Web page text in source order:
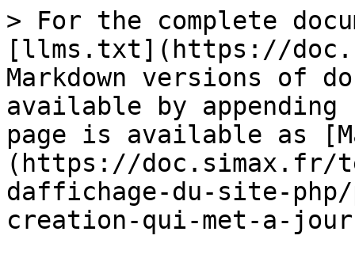
> For the complete
[llms.txt](https://
Markdown versions of
available by
page is available as
(https://doc.simax.fr/
daffichage-du-site-php/
creation-qui-met-a-